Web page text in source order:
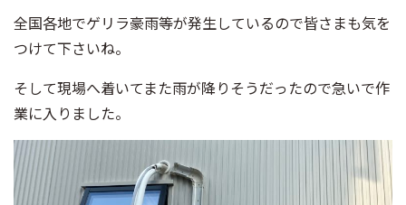
全国各地でゲリラ豪雨等が発生しているので皆さまも気を
つけて下さいね。
そして現場へ着いてまた雨が降りそうだったので急いで作
業に入りました。